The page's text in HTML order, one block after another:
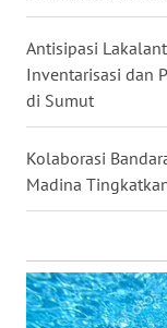
Antisipasi
Inventarisasi dan
di Sumut
Kolaborasi
Madina
WN
NUSANTARA
WN
JOGJA
WN
JATIM
WN
BALI